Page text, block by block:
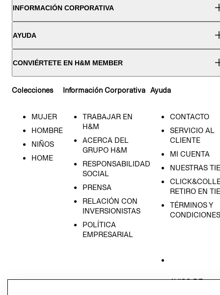
INFORMACIÓN CORPORATIVA
AYUDA
CONVIÉRTETE EN H&M MEMBER
Colecciones
MUJER
HOMBRE
NIÑOS
HOME
Información Corporativa
TRABAJAR EN
H&M
ACERCA DEL
GRUPO H&M
RESPONSABILIDAD
SOCIAL
PRENSA
RELACIÓN CON
INVERSIONISTAS
POLÍTICA
EMPRESARIAL
Ayuda
CONTACTO
SERVICIO AL
CLIENTE
MI CUENTA
NUESTRAS
RETIRO EN
TÉRMINOS Y
CONDICIONES
AVISO DE